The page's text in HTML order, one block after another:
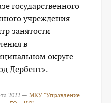
государственного
учреждения
занятости
в
округе
Дербент».
2022 —МКУ "Управление